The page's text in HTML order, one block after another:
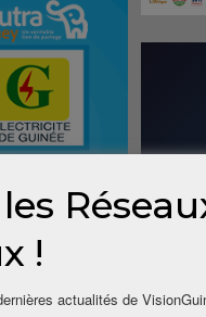
de la
de la
!
actualités de